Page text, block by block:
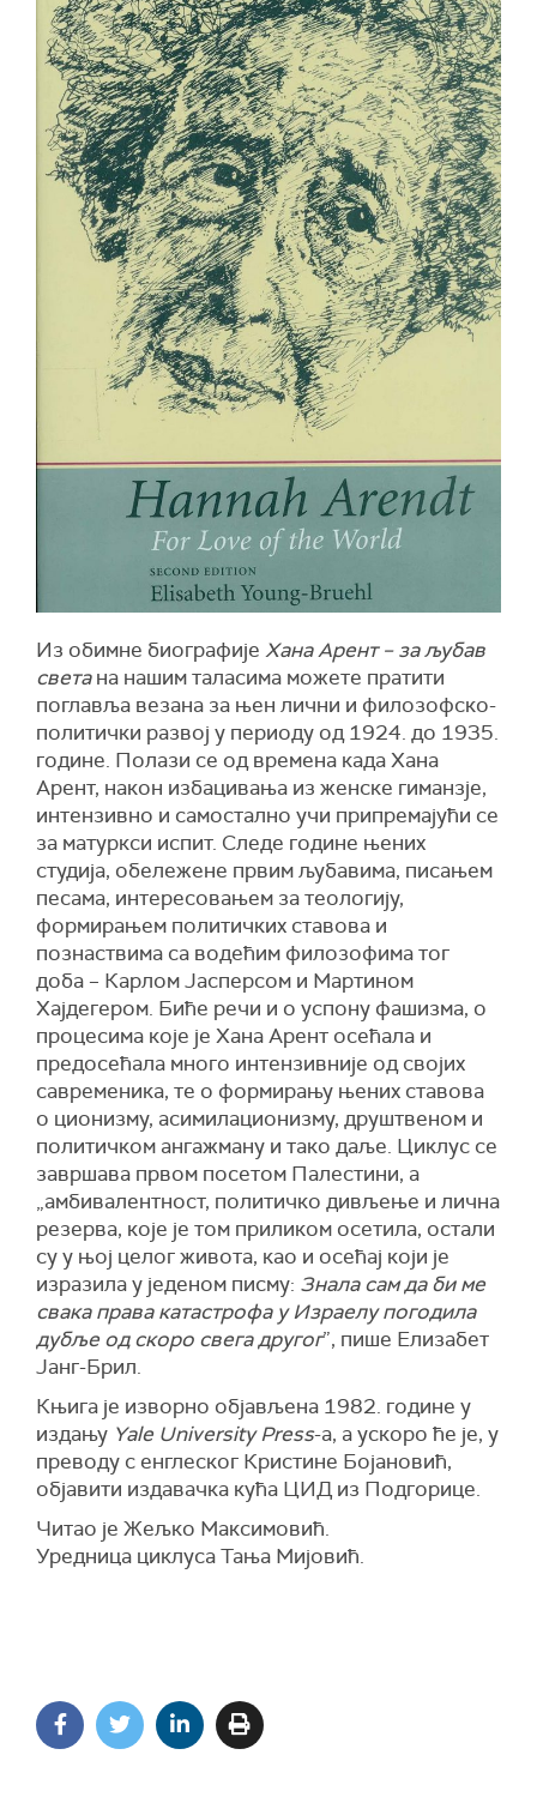
Из обимне биографије Хана Арент – за љубав
светана нашим таласима можете пратити
поглавља везана за њен лични и филозофско-
политички развој у периоду од 1924. до 1935.
године. Полази се од времена када Хана
Арент, након избацивања из женске гиманзје,
интензивно и самостално учи припремајући се
за матуркси испит. Следе године њених
студија, обележене првим љубавима, писањем
песама, интересовањем за теологију,
формирањем политичких ставова и
познаствима са водећим филозофима тог
доба – Карлом Јасперсом и Мартином
Хајдегером. Биће речи и о успону фашизма, о
процесима које је Хана Арент осећала и
предосећала много интензивније од својих
савременика, те о формирању њених ставова
о ционизму, асимилационизму, друштвеном и
политичком ангажману и тако даље. Циклус се
завршава првом посетом Палестини, а
„амбивалентност, политичко дивљење и лична
резерва, које је том приликом осетила, остали
су у њој целог живота, као и осећај који је
изразила у једеном писму: Знала сам да би ме
свака права катастрофа у Израелу погодила
дубље од скоро свега другог”, пише Елизабет
Јанг-Брил.
Књига је изворно објављена 1982. године у
издању Yale University Press-a, а ускоро ће је, у
преводу с енглеског Кристине Бојановић,
објавити издавачка кућа ЦИД из Подгорице.
Читао је Жељко Максимовић.
Уредницa циклуса Тања Мијовић.